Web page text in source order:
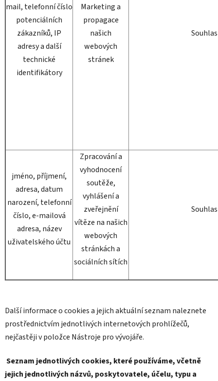
mail, telefonní číslo
potenciálních
zákazníků, IP
adresy a další
technické
identifikátory
Marketing a
propagace
našich
webových
stránek
Souhlas
jméno, příjmení,
adresa, datum
narození, telefonní
číslo, e-mailová
adresa, název
uživatelského účtu
Zpracování a
vyhodnocení
soutěže,
vyhlášení a
zveřejnění
vítěze na našich
webových
stránkách a
sociálních sítích
Souhlas
Další informace o cookies a jejich aktuální seznam naleznete
prostřednictvím jednotlivých internetových prohlížečů,
nejčastěji v položce Nástroje pro vývojáře.
Seznam jednotlivých cookies, které používáme, včetně
jejich jednotlivých názvů, poskytovatele, účelu, typu a
Poslat